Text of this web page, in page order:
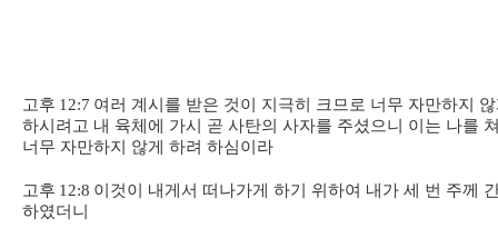
고후 12:7 여러 계시를 받은 것이 지극히 크므로 너무 자만하지
하시려고 내 육체에 가시 곧 사탄의 사자를 주셨으니 이는 나를
너무 자만하지 않게 하려 하심이라
고후 12:8 이것이 내게서 떠나가게 하기 위하여 내가 세 번 주께
하였더니